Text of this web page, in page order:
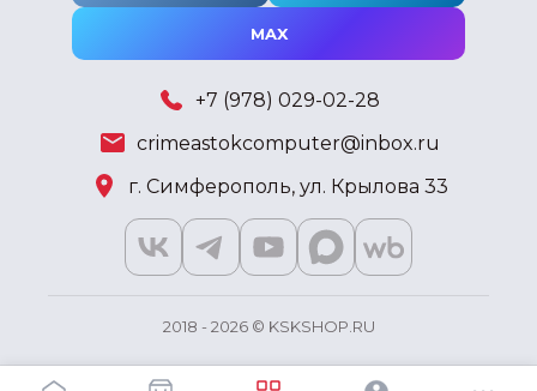
MAX
+7 (978) 029-02-28
crimeastokcomputer@inbox.ru
г. Симферополь, ул. Крылова 33
2018 - 2026 © KSKSHOP.RU